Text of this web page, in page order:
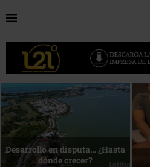
Bottega, un viaje servido a la
mesa